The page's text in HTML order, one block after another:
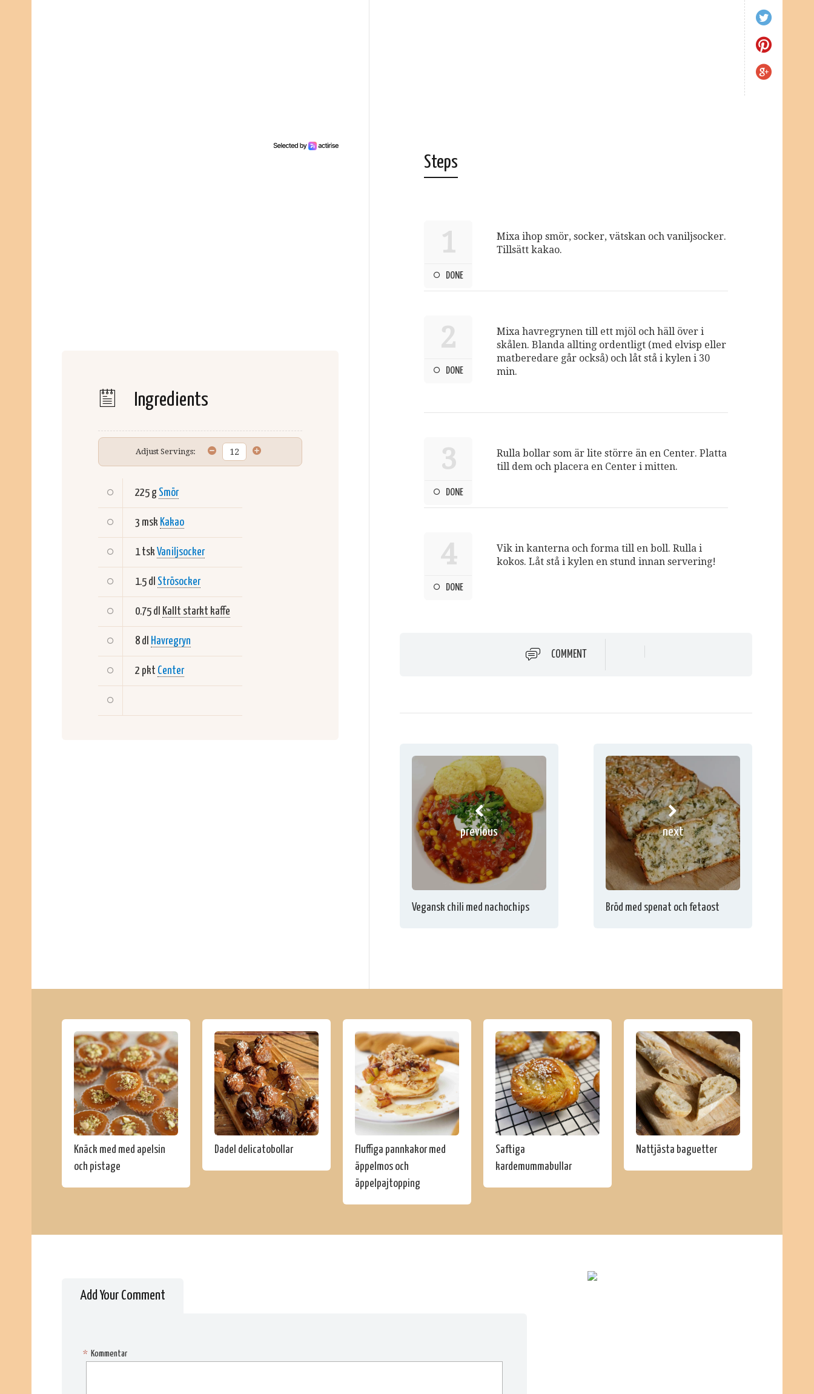
Ingredients
Adjust Servings:
225 g Smör
3 msk Kakao
1 tsk Vaniljsocker
1.5 dl Strösocker
0.75 dl Kallt starkt kaffe
8 dl Havregryn
2 pkt Center
Steps
1
DONE
Mixa ihop smör, socker, vätskan och vaniljsocker.
Tillsätt kakao.
2
DONE
Mixa havregrynen till ett mjöl och häll över i
skålen. Blanda allting ordentligt (med elvisp eller
matberedare går också) och låt stå i kylen i 30
min.
3
DONE
Rulla bollar som är lite större än en Center. Platta
till dem och placera en Center i mitten.
4
DONE
Vik in kanterna och forma till en boll. Rulla i
kokos. Låt stå i kylen en stund innan servering!
COMMENT
previous
Vegansk chili med nachochips
next
Bröd med spenat och fetaost
Knäck med med apelsin
och pistage
Dadel delicatobollar
Fluffiga pannkakor med
äppelmos och
äppelpajtopping
Saftiga
kardemummabullar
Nattjästa baguetter
Add Your Comment
Kommentar
*